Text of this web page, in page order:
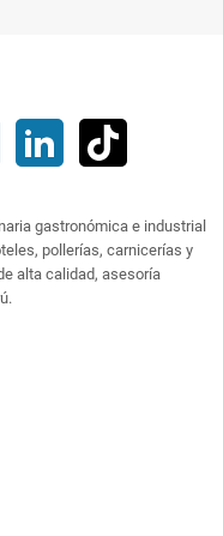
Instagram LinkedIn
gastronómica e industrial
pollerías, carnicerías y
alta calidad, asesoría